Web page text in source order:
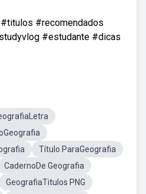
#recomendados
#estudante #dicas
Título ParaGeografia
CadernoDe Geografia
GeografiaTitulos PNG